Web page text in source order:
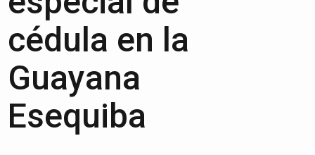
cédula en la
Guayana
Esequiba